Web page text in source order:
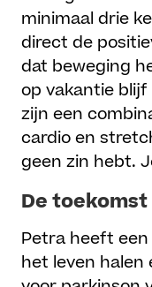
minimaal drie
direct de
dat beweging
op vakantie blijf
zijn een
cardio en
geen zin hebt.
De
Petra heeft een
het leven halen